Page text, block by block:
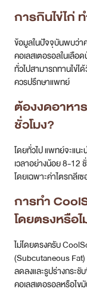
การกินไข่ไก่
ข้อมูลในปัจจุบันพบว่า
คอเลสเตอรอลในเลื
ทั่วไปสามารถทานไข่
ควรปรึกษาแพทย์
ต้องงดอาหา
ชั่วโมง?
โดยทั่วไป แพทย์จะแน
เวลาอย่างน้อย 8-12
โดยเฉพาะค่าไตรกลีเซ
การทำ
โดยตรงหรือไ
ไม่โดยตรงครับ
(Subcutaneous Fat)
ลดลงและรูปร่างกระ
คอเลสเตอรอลหรือไข